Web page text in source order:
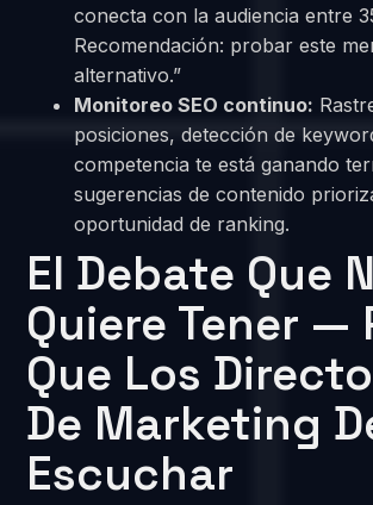
conecta con la audiencia entre
Recomendación: probar este
alternativo.”
Monitoreo SEO continuo:
posiciones, detección de
competencia te está ganando
sugerencias de contenido
oportunidad de ranking.
El Debate Que
Quiere Tener —
Que Los
De Marketing
Escuchar